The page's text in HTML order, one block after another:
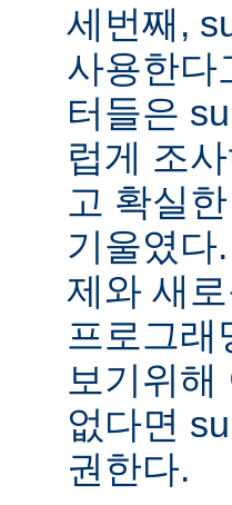
세번째,
사용한다
터들은
럽게 조
고 확실
기울였다
제와 새
프로그래
보기위
없다면
권한다.